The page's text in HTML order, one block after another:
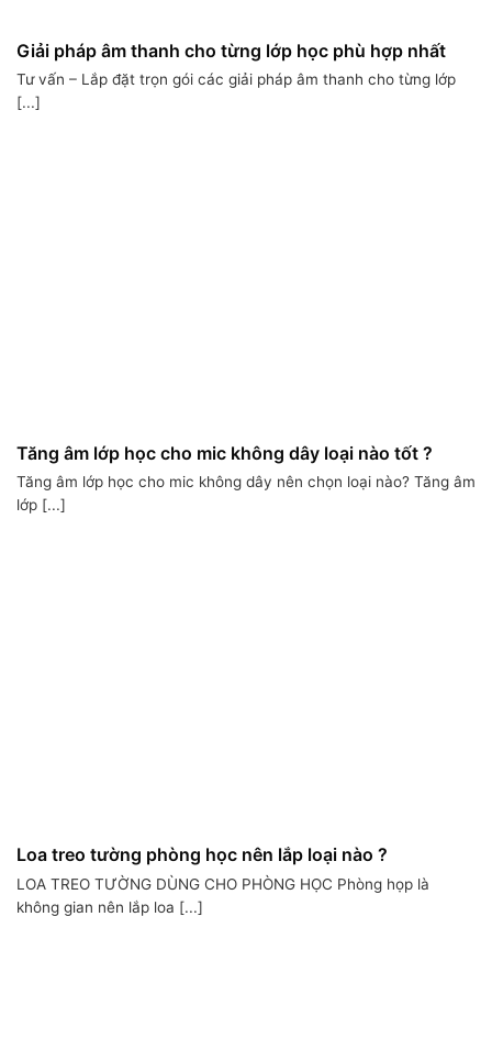
Giải pháp âm thanh cho từng lớp học phù hợp nhất
Tư vấn – Lắp đặt trọn gói các giải pháp âm thanh cho từng lớp
[...]
Tăng âm lớp học cho mic không dây loại nào tốt ?
Tăng âm lớp học cho mic không dây nên chọn loại nào? Tăng âm
lớp [...]
Loa treo tường phòng học nên lắp loại nào ?
LOA TREO TƯỜNG DÙNG CHO PHÒNG HỌC Phòng họp là
không gian nên lắp loa [...]